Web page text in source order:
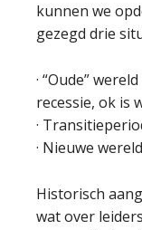
kunnen we
gezegd drie
· “Oude”
recessie, ok is
·
· Nieuwe
Historisch
wat over